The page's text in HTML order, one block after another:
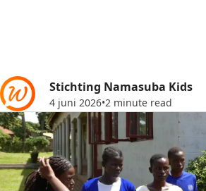
Stichting Namasuba Kids
4 juni 2026•2 minute read